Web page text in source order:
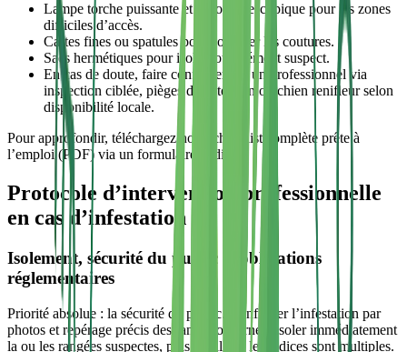
Lampe torche puissante et miroir télescopique pour les zones
difficiles d’accès.
Cartes fines ou spatules pour soulever les coutures.
Sacs hermétiques pour isoler tout élément suspect.
En cas de doute, faire confirmer par un professionnel via
inspection ciblée, pièges de détection ou chien renifleur selon
disponibilité locale.
Pour approfondir, téléchargez notre checklist complète prête à
l’emploi (PDF) via un formulaire dédié.
Protocole d’intervention professionnelle
en cas d’infestation
Isolement, sécurité du public et obligations
réglementaires
Priorité absolue : la sécurité du public. Confirmer l’infestation par
photos et repérage précis des rangs concernés. Isoler immédiatement
la ou les rangées suspectes, puis la salle si les indices sont multiples.